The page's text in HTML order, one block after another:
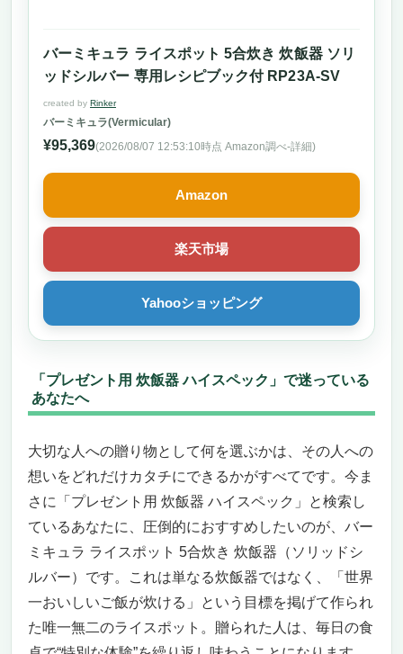
バーミキュラ ライスポット 5合炊き 炊飯器 ソリ
ッドシルバー 専用レシピブック付 RP23A-SV
created by Rinker
バーミキュラ(Vermicular)
¥95,369(2026/08/07 12:53:10時点 Amazon調べ-詳細)
Amazon
楽天市場
Yahooショッピング
「プレゼント用 炊飯器 ハイスペック」で迷っている
あなたへ
大切な人への贈り物として何を選ぶかは、その人への
想いをどれだけカタチにできるかがすべてです。今ま
さに「プレゼント用 炊飯器 ハイスペック」と検索し
ているあなたに、圧倒的におすすめしたいのが、バー
ミキュラ ライスポット 5合炊き 炊飯器（ソリッドシ
ルバー）です。これは単なる炊飯器ではなく、「世界
一おいしいご飯が炊ける」という目標を掲げて作られ
た唯一無二のライスポット。贈られた人は、毎日の食